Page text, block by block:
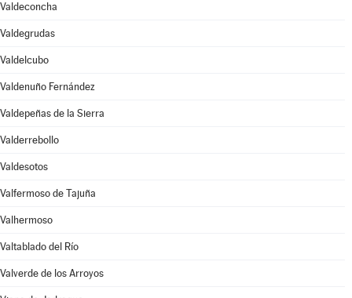
Valdeconcha
Valdegrudas
Valdelcubo
Valdenuño Fernández
Valdepeñas de la Sierra
Valderrebollo
Valdesotos
Valfermoso de Tajuña
Valhermoso
Valtablado del Río
Valverde de los Arroyos